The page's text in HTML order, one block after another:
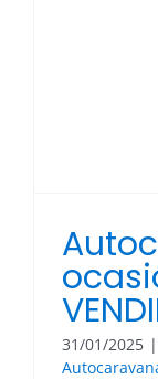
31/01/2025 |